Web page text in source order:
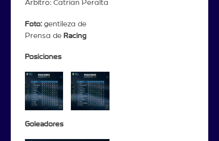
Árbitro: Catrian Peralta
Foto:gentileza de
Prensa de Racing
Posiciones
Goleadores